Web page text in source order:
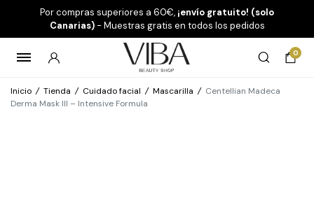
Por compras superiores a 60€, ¡envío gratuito! (solo
Canarias)- Muestras gratis en todos los pedidos
0
Inicio / Tienda / Cuidado facial / Mascarilla / Centellian Madeca
Derma Mask III – Intensive Formula